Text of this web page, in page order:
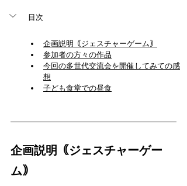
目次
企画説明｟ジェスチャーゲーム｠
参加者の方々の作品
今回の多世代交流会を開催してみての感
想
子ども食堂での昼食
企画説明｟ジェスチャーゲー
ム｠